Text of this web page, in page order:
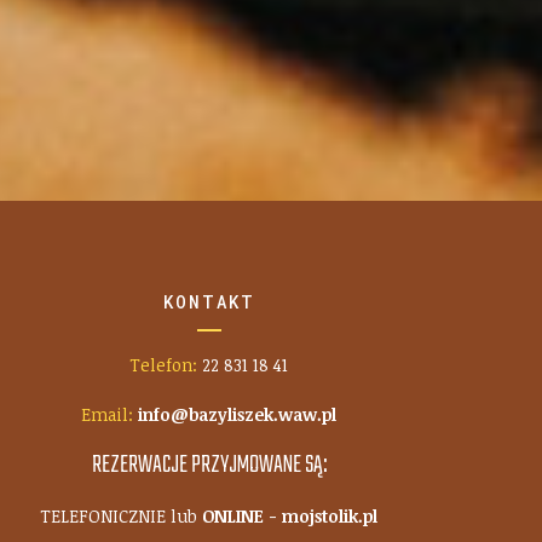
KONTAKT
Telefon: 22 831 18 41
Email: info@bazyliszek.waw.pl
REZERWACJE PRZYJMOWANE SĄ:
TELEFONICZNIE lub ONLINE - mojstolik.pl